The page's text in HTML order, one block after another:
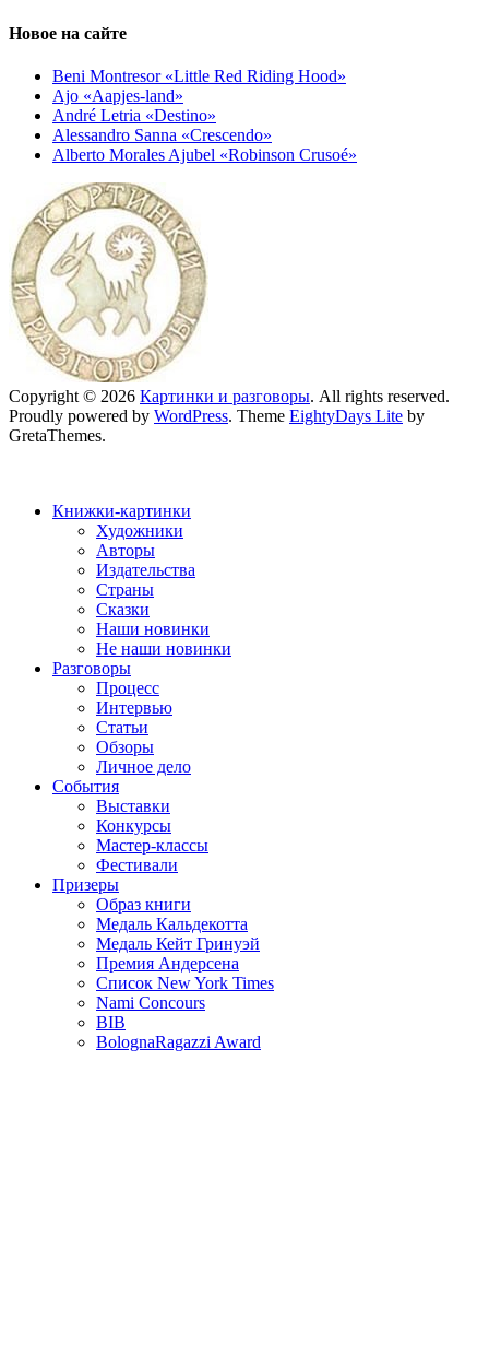
Новое на сайте
Beni Montresor «Little Red Riding Hood»
Ajo «Aapjes-land»
André Letria «Destino»
Alessandro Sanna «Crescendo»
Alberto Morales Ajubel «Robinson Crusoé»
Copyright © 2026 Картинки и разговоры. All rights reserved.
Proudly powered by WordPress. Theme EightyDays Lite by
GretaThemes.
Книжки-картинки
Художники
Авторы
Издательства
Страны
Сказки
Наши новинки
Не наши новинки
Разговоры
Процесс
Интервью
Статьи
Обзоры
Личное дело
События
Выставки
Конкурсы
Мастер-классы
Фестивали
Призеры
Образ книги
Медаль Кальдекотта
Медаль Кейт Гринуэй
Премия Андерсена
Список New York Times
Nami Concours
BIB
BolognaRagazzi Award